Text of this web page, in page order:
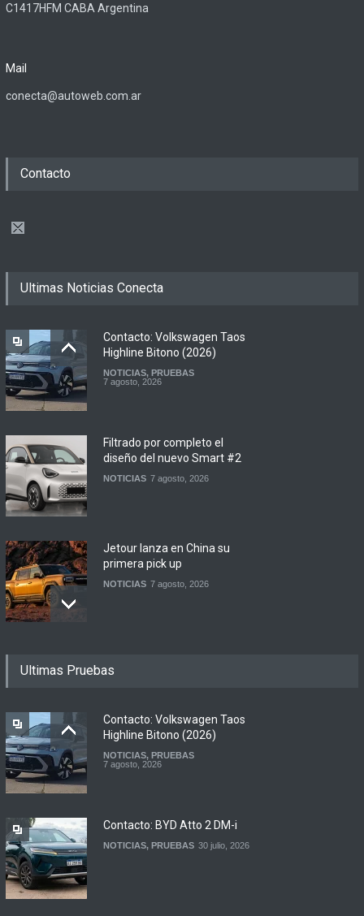
C1417HFM CABA Argentina
Mail
conecta@autoweb.com.ar
Contacto
Ultimas Noticias Conecta
Contacto: Volkswagen Taos
Highline Bitono (2026)
NOTICIAS, PRUEBAS
7 agosto, 2026
Filtrado por completo el
diseño del nuevo Smart #2
NOTICIAS 7 agosto, 2026
Jetour lanza en China su
primera pick up
NOTICIAS 7 agosto, 2026
renovadas S2 y Skua 150 en
7 agosto, 2026
Argentina y Ecuador
Ultimas Pruebas
Contacto: Volkswagen Taos
Highline Bitono (2026)
NOTICIAS, PRUEBAS
7 agosto, 2026
Contacto: BYD Atto 2 DM-i
NOTICIAS, PRUEBAS 30 julio, 2026